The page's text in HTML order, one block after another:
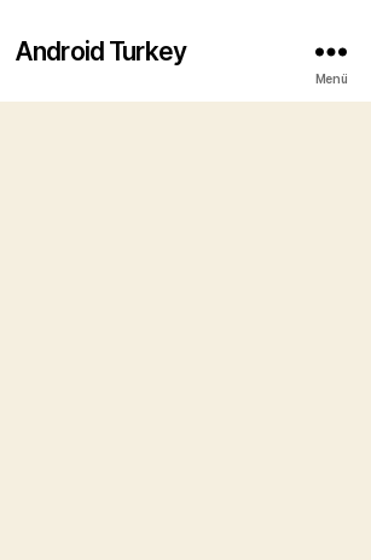
Android Turkey
Menü